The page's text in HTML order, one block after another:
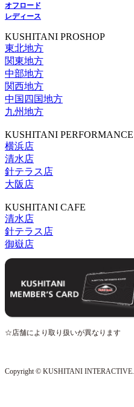
オフロード
レディース
KUSHITANI PROSHOP
東北地方
関東地方
中部地方
関西地方
中国四国地方
九州地方
KUSHITANI PERFORMANCE
横浜店
清水店
針テラス店
大阪店
KUSHITANI CAFE
清水店
針テラス店
御嶽店
☆店舗により取り扱いが異なります
Copyright © KUSHITANI INTERACTIVE.